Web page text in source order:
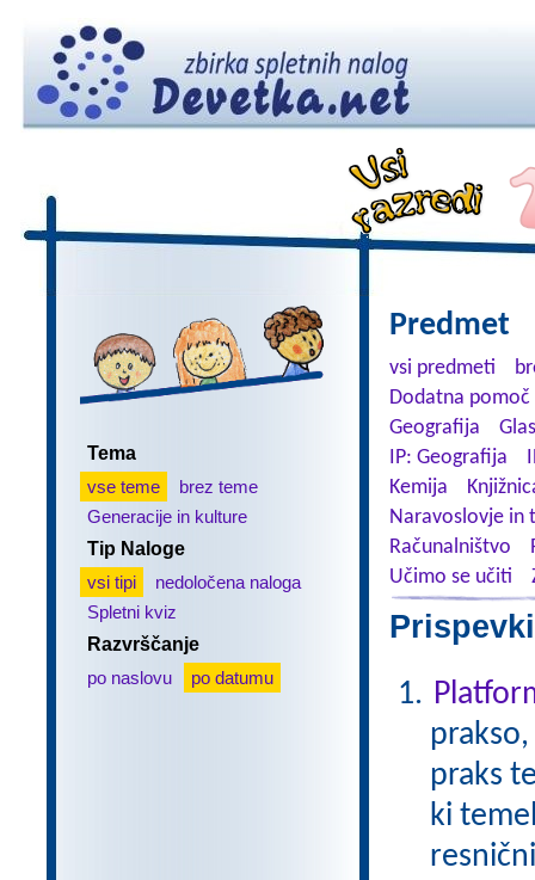
Tema
vse teme
brez teme
Generacije in kulture
Tip Naloge
vsi tipi
nedoločena naloga
Spletni kviz
Razvrščanje
po naslovu
po datumu
Predmet
vsi predmeti
Dodatna
Geografija
IP: Geografija
Kemija
Naravoslovje in
Računalništvo
Učimo se učiti
praks
ki